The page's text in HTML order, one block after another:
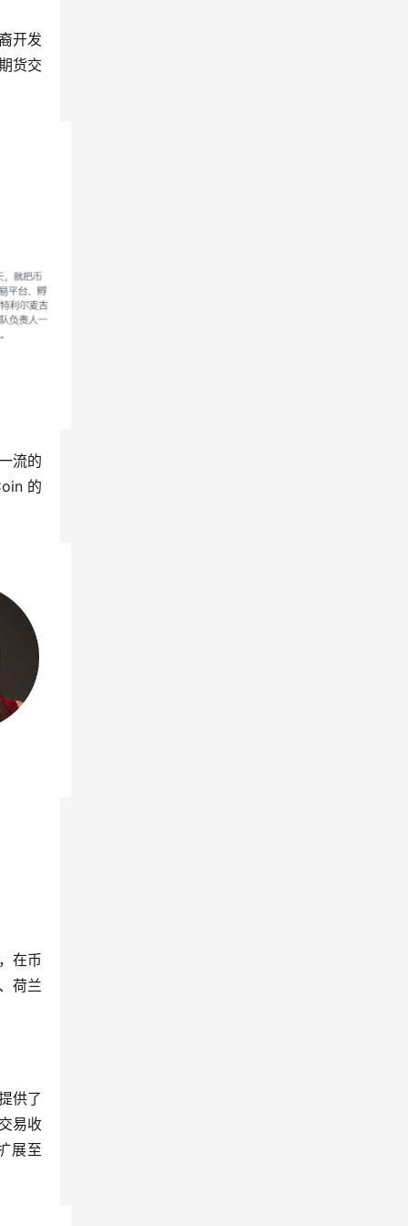
开发
货交
流的
的
在币
荷兰
供了
易收
展至